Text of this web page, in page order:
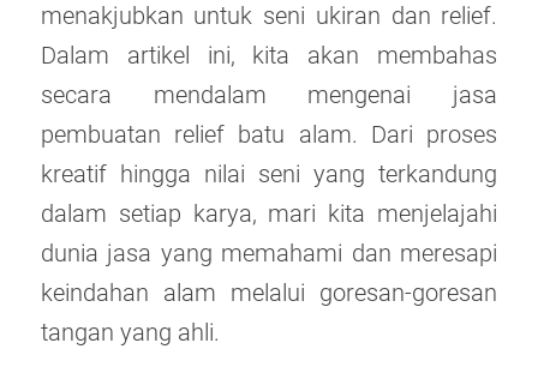
menakjubkan untuk seni ukiran dan relief.
Dalam artikel ini, kita akan membahas
secara mendalam mengenai jasa
pembuatan relief batu alam. Dari proses
kreatif hingga nilai seni yang terkandung
dalam setiap karya, mari kita menjelajahi
dunia jasa yang memahami dan meresapi
keindahan alam melalui goresan-goresan
tangan yang ahli.